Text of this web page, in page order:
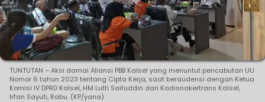
TUNTUTAN – Aksi damai Aliansi PBB Kalsel yang menuntut pencabutan UU
Nomor 6 tahun 2023 tentang Cipta Kerja, saat beraudensi dengan Ketua
Komisi IV DPRD Kalsel, HM Lutfi Saifuddin dan Kadisnakertrans Kalsel,
Irfan Sayuti, Rabu. (KP/yana)